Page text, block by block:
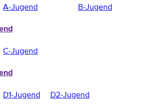
A-Jugend B-Jugend
C-Jugend
D1-Jugend
D2-Jugend